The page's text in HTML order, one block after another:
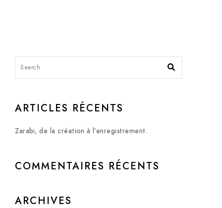
ARTICLES RÉCENTS
Zarabi, de la création à l’enregistrement.
COMMENTAIRES RÉCENTS
ARCHIVES